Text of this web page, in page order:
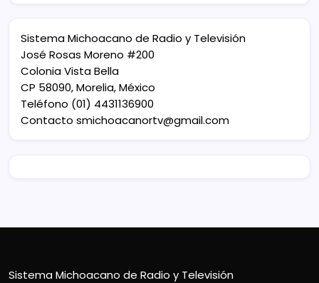
Sistema Michoacano de Radio y Televisión
José Rosas Moreno #200
Colonia Vista Bella
CP 58090, Morelia, México
Teléfono (01) 4431136900
Contacto smichoacanortv@gmail.com
Sistema Michoacano de Radio y Televisión